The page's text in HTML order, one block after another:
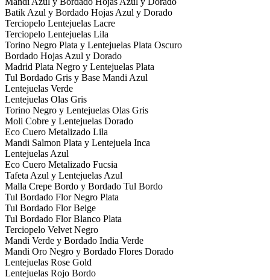
Batik Azul y Bordado Hojas Azul y Dorado
Terciopelo Lentejuelas Lacre
Terciopelo Lentejuelas Lila
Torino Negro Plata y Lentejuelas Plata Oscuro
Bordado Hojas Azul y Dorado
Madrid Plata Negro y Lentejuelas Plata
Tul Bordado Gris y Base Mandi Azul
Lentejuelas Verde
Lentejuelas Olas Gris
Torino Negro y Lentejuelas Olas Gris
Moli Cobre y Lentejuelas Dorado
Eco Cuero Metalizado Lila
Mandi Salmon Plata y Lentejuela Inca
Lentejuelas Azul
Eco Cuero Metalizado Fucsia
Tafeta Azul y Lentejuelas Azul
Malla Crepe Bordo y Bordado Tul Bordo
Tul Bordado Flor Negro Plata
Tul Bordado Flor Beige
Tul Bordado Flor Blanco Plata
Terciopelo Velvet Negro
Mandi Verde y Bordado India Verde
Mandi Oro Negro y Bordado Flores Dorado
Lentejuelas Rose Gold
Lentejuelas Rojo Bordo